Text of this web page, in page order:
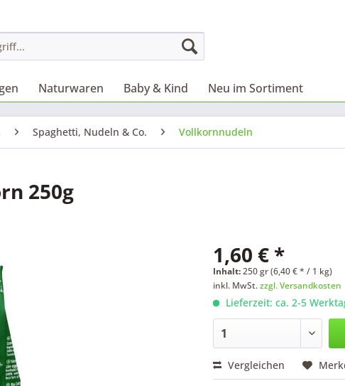
Naturwaren Baby & Kind Neu im Sortiment
Spaghetti, Nudeln & Co. Vollkornnudeln
250g
1,60 € *
Inhalt:250 gr (6,40 € * / 1 kg)
inkl. MwSt.zzgl. Versandkosten
Lieferzeit: ca. 2-5
Vergleichen